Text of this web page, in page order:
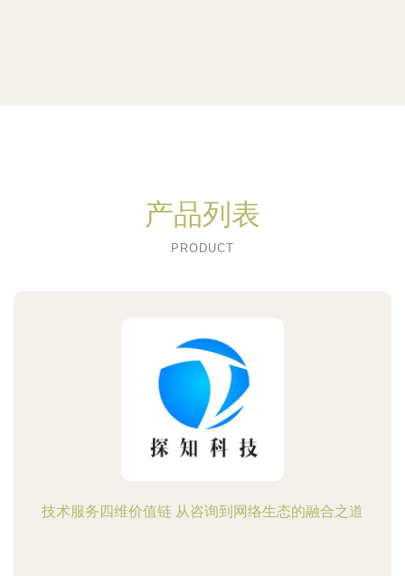
产品列表
PRODUCT
技术服务四维价值链 从咨询到网络生态的融合之道